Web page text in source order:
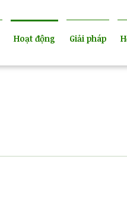
Hoạt động Giải pháp